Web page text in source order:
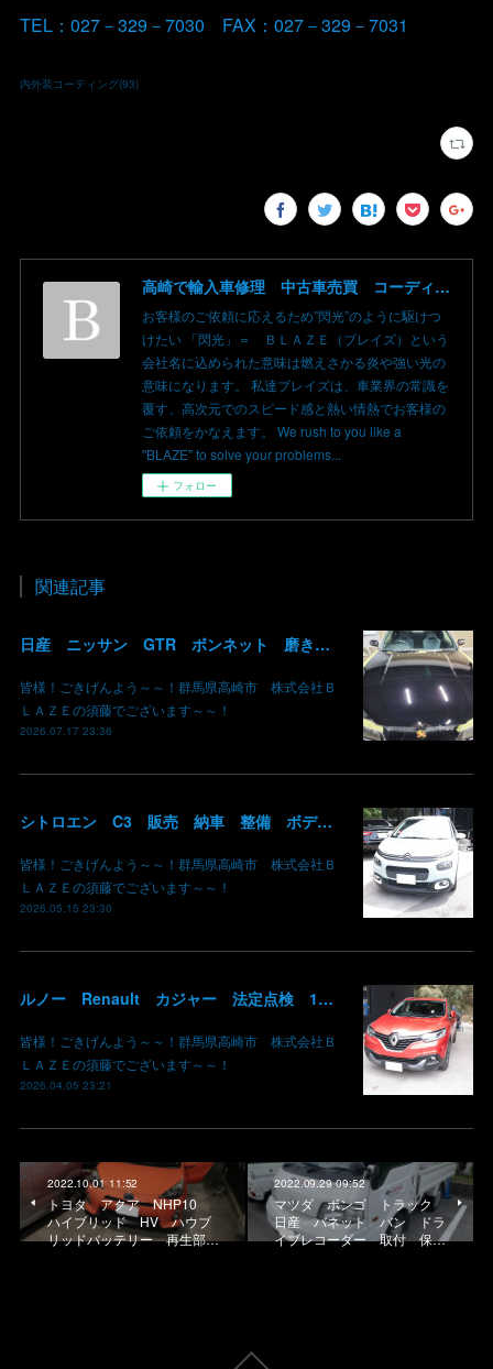
TEL：027－329－7030 FAX：027－329－7031
内外装コーティング(93)
高崎で輸入車修理 中古車売買 コーディングならBLAZE（ブレイズ）へ│BLAZE Total Car Support & Modify in Takasaki Gunma
お客様のご依頼に応えるため”閃光”のように駆けつ
けたい 「閃光」＝ ＢＬＡＺＥ（ブレイズ）という
会社名に込められた意味は燃えさかる炎や強い光の
意味になります。 私達ブレイズは、車業界の常識を
覆す、高次元でのスピード感と熱い情熱でお客様の
ご依頼をかなえます。 We rush to you like a
"BLAZE" to solve your problems...
フォロー
関連記事
日産 ニッサン GTR ボンネット 磨き コーティング 線キズ G'ZOX 群馬 高崎
皆様！ごきげんよう～～！群馬県高崎市 株式会社Ｂ
ＬＡＺＥの須藤でございます～～！
2026.07.17 23:36
シトロエン C3 販売 納車 整備 ボディーコーティング G'ZOX 群馬 高崎
皆様！ごきげんよう～～！群馬県高崎市 株式会社Ｂ
ＬＡＺＥの須藤でございます～～！
2026.05.15 23:30
ルノー Renault カジャー 法定点検 12か月点検 エンジンオイル交換 WAKO'S ヘッドライトプロテクションフィルム 張り替え 群馬 高崎
皆様！ごきげんよう～～！群馬県高崎市 株式会社Ｂ
ＬＡＺＥの須藤でございます～～！
2026.04.05 23:21
2022.10.01 11:52
トヨタ アクア NHP10
ハイブリッド HV ハウブ
リッドバッテリー 再生部…
2022.09.29 09:52
マツダ ボンゴ トラック
日産 バネット バン ドラ
イブレコーダー 取付 保…